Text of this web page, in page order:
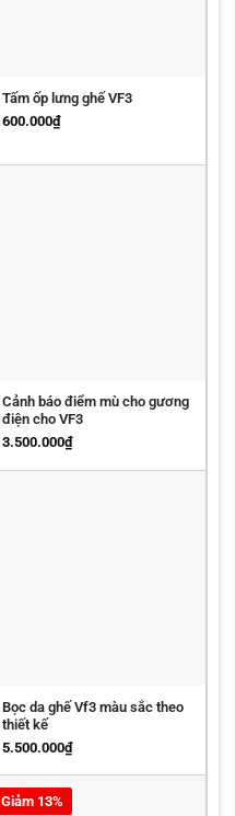
Tấm ốp lưng ghế VF3
600.000₫
Cảnh báo điểm mù cho gương
điện cho VF3
3.500.000₫
Bọc da ghế Vf3 màu sắc theo
thiết kế
5.500.000₫
Giảm 13%